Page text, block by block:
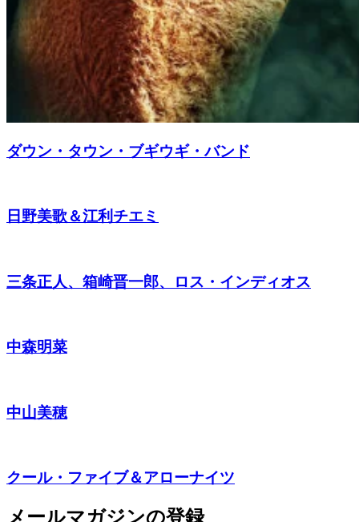
ダウン・タウン・ブギウギ・バンド
日野美歌＆江利チエミ
三条正人、箱崎晋一郎、ロス・インディオス
中森明菜
中山美穂
クール・ファイブ＆アローナイツ
メールマガジンの登録